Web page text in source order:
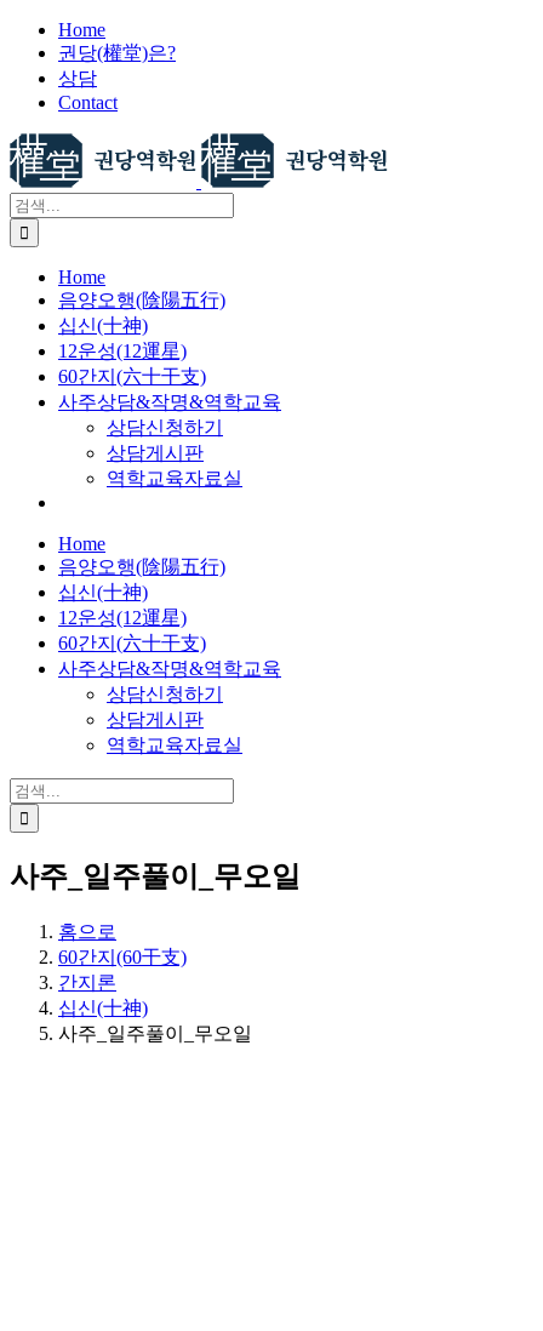
건
너
뛰
기
Home
권당(權堂)은?
상담
Contact
검
색:
Home
음양오행(陰陽五行)
십신(十神)
12운성(12運星)
60간지(六十干支)
사주상담&작명&역학교육
상담신청하기
상담게시판
역학교육자료실
Home
음양오행(陰陽五行)
십신(十神)
12운성(12運星)
60간지(六十干支)
사주상담&작명&역학교육
상담신청하기
상담게시판
역학교육자료실
검
색:
사주_일주풀이_무오일
홈으로
60간지(60干支)
간지론
십신(十神)
사주_일주풀이_무오일